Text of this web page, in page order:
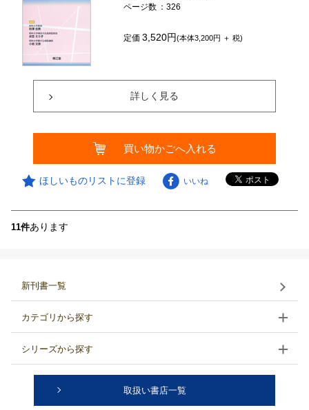
ページ数 ：326
定価3,520円(本体3,200円 ＋ 税)
詳しく見る
買い物かごへ入れる
ほしいものリストに登録 いいね
11件あります
新刊書一覧
カテゴリから探す
シリーズから探す
取扱い書店一覧